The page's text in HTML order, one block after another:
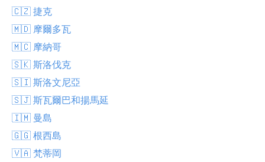
🇨🇿 捷克
🇲🇩 摩爾多瓦
🇲🇨 摩納哥
🇸🇰 斯洛伐克
🇸🇮 斯洛文尼亞
🇸🇯 斯瓦爾巴和揚馬延
🇮🇲 曼島
🇬🇬 根西島
🇻🇦 梵蒂岡